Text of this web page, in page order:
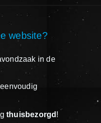
website?
in de
thuisbezorgd !